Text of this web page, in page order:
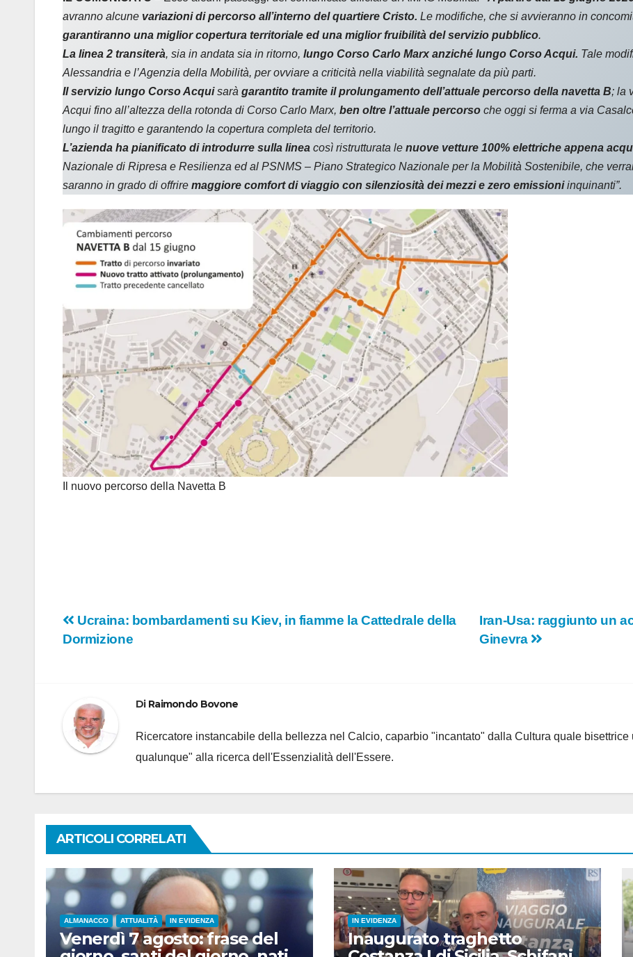
avranno alcune variazioni di percorso all’interno del quartiere Cristo. Le modifiche, che si avvieranno in
garantiranno una miglior copertura territoriale ed una miglior fruibilità del servizio pubblico.
La linea 2 transiterà, sia in andata sia in ritorno, lungo Corso Carlo Marx anziché lungo Corso Acqui. Tale
Alessandria e l’Agenzia della Mobilità, per ovviare a criticità nella viabilità segnalate da più parti.
Il servizio lungo Corso Acquisarà garantito tramite il prolungamento dell’attuale percorso della navetta B; la
Acqui fino all’altezza della rotonda di Corso Carlo Marx, ben oltre l’attuale percorso che oggi si ferma a via
lungo il tragitto e garantendo la copertura completa del territorio.
L’azienda ha pianificato di introdurre sulla linea così ristrutturata le nuove vetture 100% elettriche appena
Nazionale di Ripresa e Resilienza ed al PSNMS – Piano Strategico Nazionale per la Mobilità Sostenibile, che
saranno in grado di offrire maggiore comfort di viaggio con silenziosità dei mezzi e zero emissioniinquinanti”.
Il nuovo percorso della Navetta B
Navigazione
Iran-Usa: raggiunto un
Ginevra
Ucraina: bombardamenti su Kiev, in fiamme la Cattedrale della
Dormizione
Di Raimondo Bovone
Ricercatore instancabile della bellezza nel Calcio, caparbio "incantato" dalla Cultura quale
qualunque" alla ricerca dell'Essenzialità dell'Essere.
ARTICOLI CORRELATI
ALMANACCO ATTUALITÀ IN EVIDENZA
Venerdì 7 agosto: frase del
IN EVIDENZA
Inaugurato traghetto